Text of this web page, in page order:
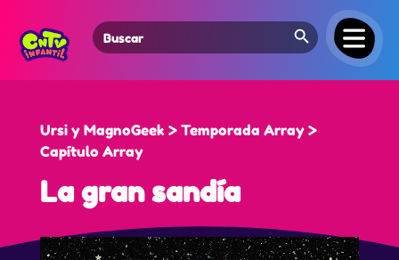
Search
for:
Search Button
Ursi y MagnoGeek > Temporada Array >
Capítulo Array
La gran sandía